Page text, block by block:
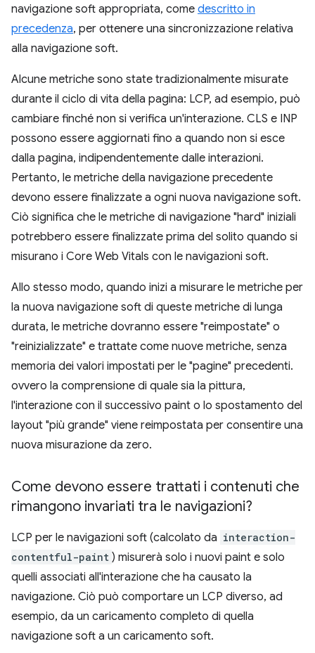
navigazione soft appropriata, come descritto in
precedenza, per ottenere una sincronizzazione relativa
alla navigazione soft.
Alcune metriche sono state tradizionalmente misurate
durante il ciclo di vita della pagina: LCP, ad esempio, può
cambiare finché non si verifica un'interazione. CLS e INP
possono essere aggiornati fino a quando non si esce
dalla pagina, indipendentemente dalle interazioni.
Pertanto, le metriche della navigazione precedente
devono essere finalizzate a ogni nuova navigazione soft.
Ciò significa che le metriche di navigazione "hard" iniziali
potrebbero essere finalizzate prima del solito quando si
misurano i Core Web Vitals con le navigazioni soft.
Allo stesso modo, quando inizi a misurare le metriche per
la nuova navigazione soft di queste metriche di lunga
durata, le metriche dovranno essere "reimpostate" o
"reinizializzate" e trattate come nuove metriche, senza
memoria dei valori impostati per le "pagine" precedenti.
ovvero la comprensione di quale sia la pittura,
l'interazione con il successivo paint o lo spostamento del
layout "più grande" viene reimpostata per consentire una
nuova misurazione da zero.
Come devono essere trattati i contenuti che
rimangono invariati tra le navigazioni?
LCP per le navigazioni soft (calcolato da interaction-
contentful-paint ) misurerà solo i nuovi paint e solo
quelli associati all'interazione che ha causato la
navigazione. Ciò può comportare un LCP diverso, ad
esempio, da un caricamento completo di quella
navigazione soft a un caricamento soft.